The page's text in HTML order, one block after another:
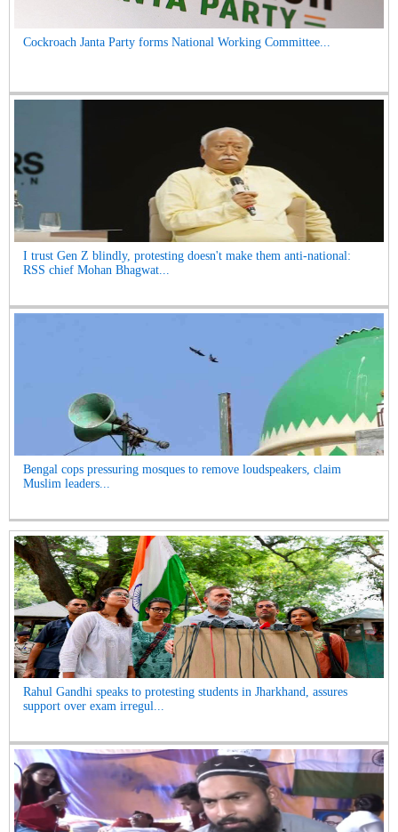
Cockroach Janta Party forms National Working Committee...
I trust Gen Z blindly, protesting doesn't make them anti-national:
RSS chief Mohan Bhagwat...
Bengal cops pressuring mosques to remove loudspeakers, claim
Muslim leaders...
Rahul Gandhi speaks to protesting students in Jharkhand, assures
support over exam irregul...